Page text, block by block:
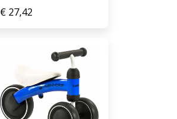
€ 27,42